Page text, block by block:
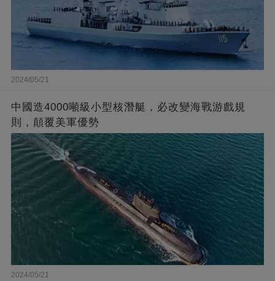
2024/05/21
中國造4000噸級小型核潛艇，必改變海戰游戲規
則，顛覆美軍優勢
2024/05/21